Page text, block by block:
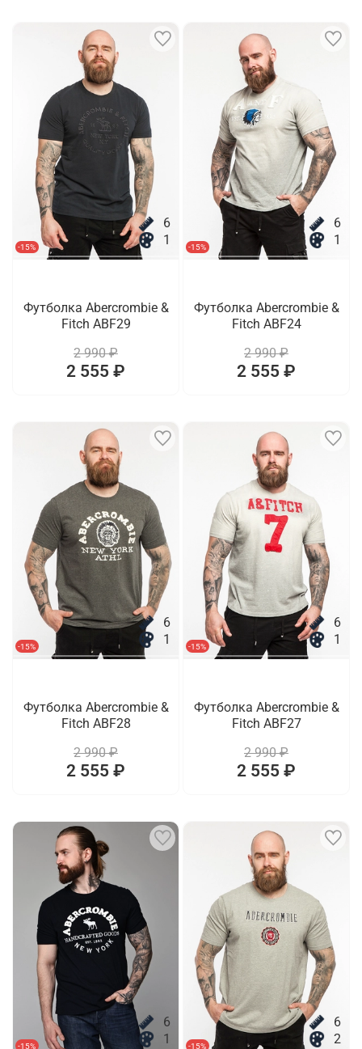
-15%
6
1
Футболка Abercrombie &
Fitch ABF29
2 990 ₽
2 555 ₽
-15%
6
1
Футболка Abercrombie &
Fitch ABF24
2 990 ₽
2 555 ₽
-15%
6
1
Футболка Abercrombie &
Fitch ABF28
2 990 ₽
2 555 ₽
-15%
6
1
Футболка Abercrombie &
Fitch ABF27
2 990 ₽
2 555 ₽
-15%
6
1
-15%
6
2